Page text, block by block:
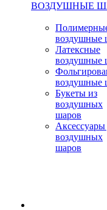
ВОЗДУШНЫЕ
воздушные
Латексные
воздушные
воздушные
Букеты из
воздушных
шаров
Аксессуары
воздушных
шаров